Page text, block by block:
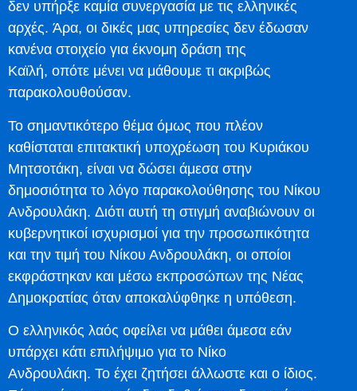
δεν υπήρξε καμία συνεργασία με τις ελληνικές
αρχές. Άρα, οι δικές μας υπηρεσίες δεν έδωσαν
κανένα στοιχείο για έκνομη δράση της
Καϊλή, οπότε μένει να μάθουμε τι ακριβώς
παρακολουθούσαν.
Το σημαντικότερο θέμα όμως που πλέον
καθίσταται επιτακτική υποχρέωση του Κυριάκου
Μητσοτάκη, είναι να δώσει άμεσα στην
δημοσιότητα το λόγο παρακολούθησης του Νίκου
Ανδρουλάκη. Διότι αυτή τη στιγμή αναβιώνουν οι
κυβερνητικοί ισχυρισμοί για την προσωπικότητα
και την τιμή του Νίκου Ανδρουλάκη, οι οποίοι
εκφράστηκαν και μέσω εκπροσώπων της Νέας
Δημοκρατίας όταν αποκαλύφθηκε η υπόθεση.
Ο ελληνικός λαός οφείλει να μάθει άμεσα εάν
υπάρχει κάτι επιλήψιμο για το Νίκο
Ανδρουλάκη. Το έχει ζητήσει άλλωστε και ο ίδιος.